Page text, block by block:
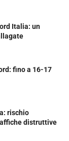
Italia: un
fino a 16-17
rischio
distruttive